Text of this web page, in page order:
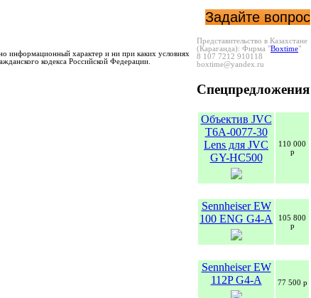
информационный характер и ни при каких условиях
кодекса Российской Федерации.
Задайте вопрос
Представительство в Казахстане
(Караганда): Фирма "Boxtime"
8 107 7212 910118
boxtime@yandex.ru
Спецпредложения
Объектив JVC
T6A-0077-30
Lens для JVC
GY-HC500
110 000
р
Sennheiser EW
100 ENG G4-A
105 800
р
Sennheiser EW
112P G4-A
77 500 р